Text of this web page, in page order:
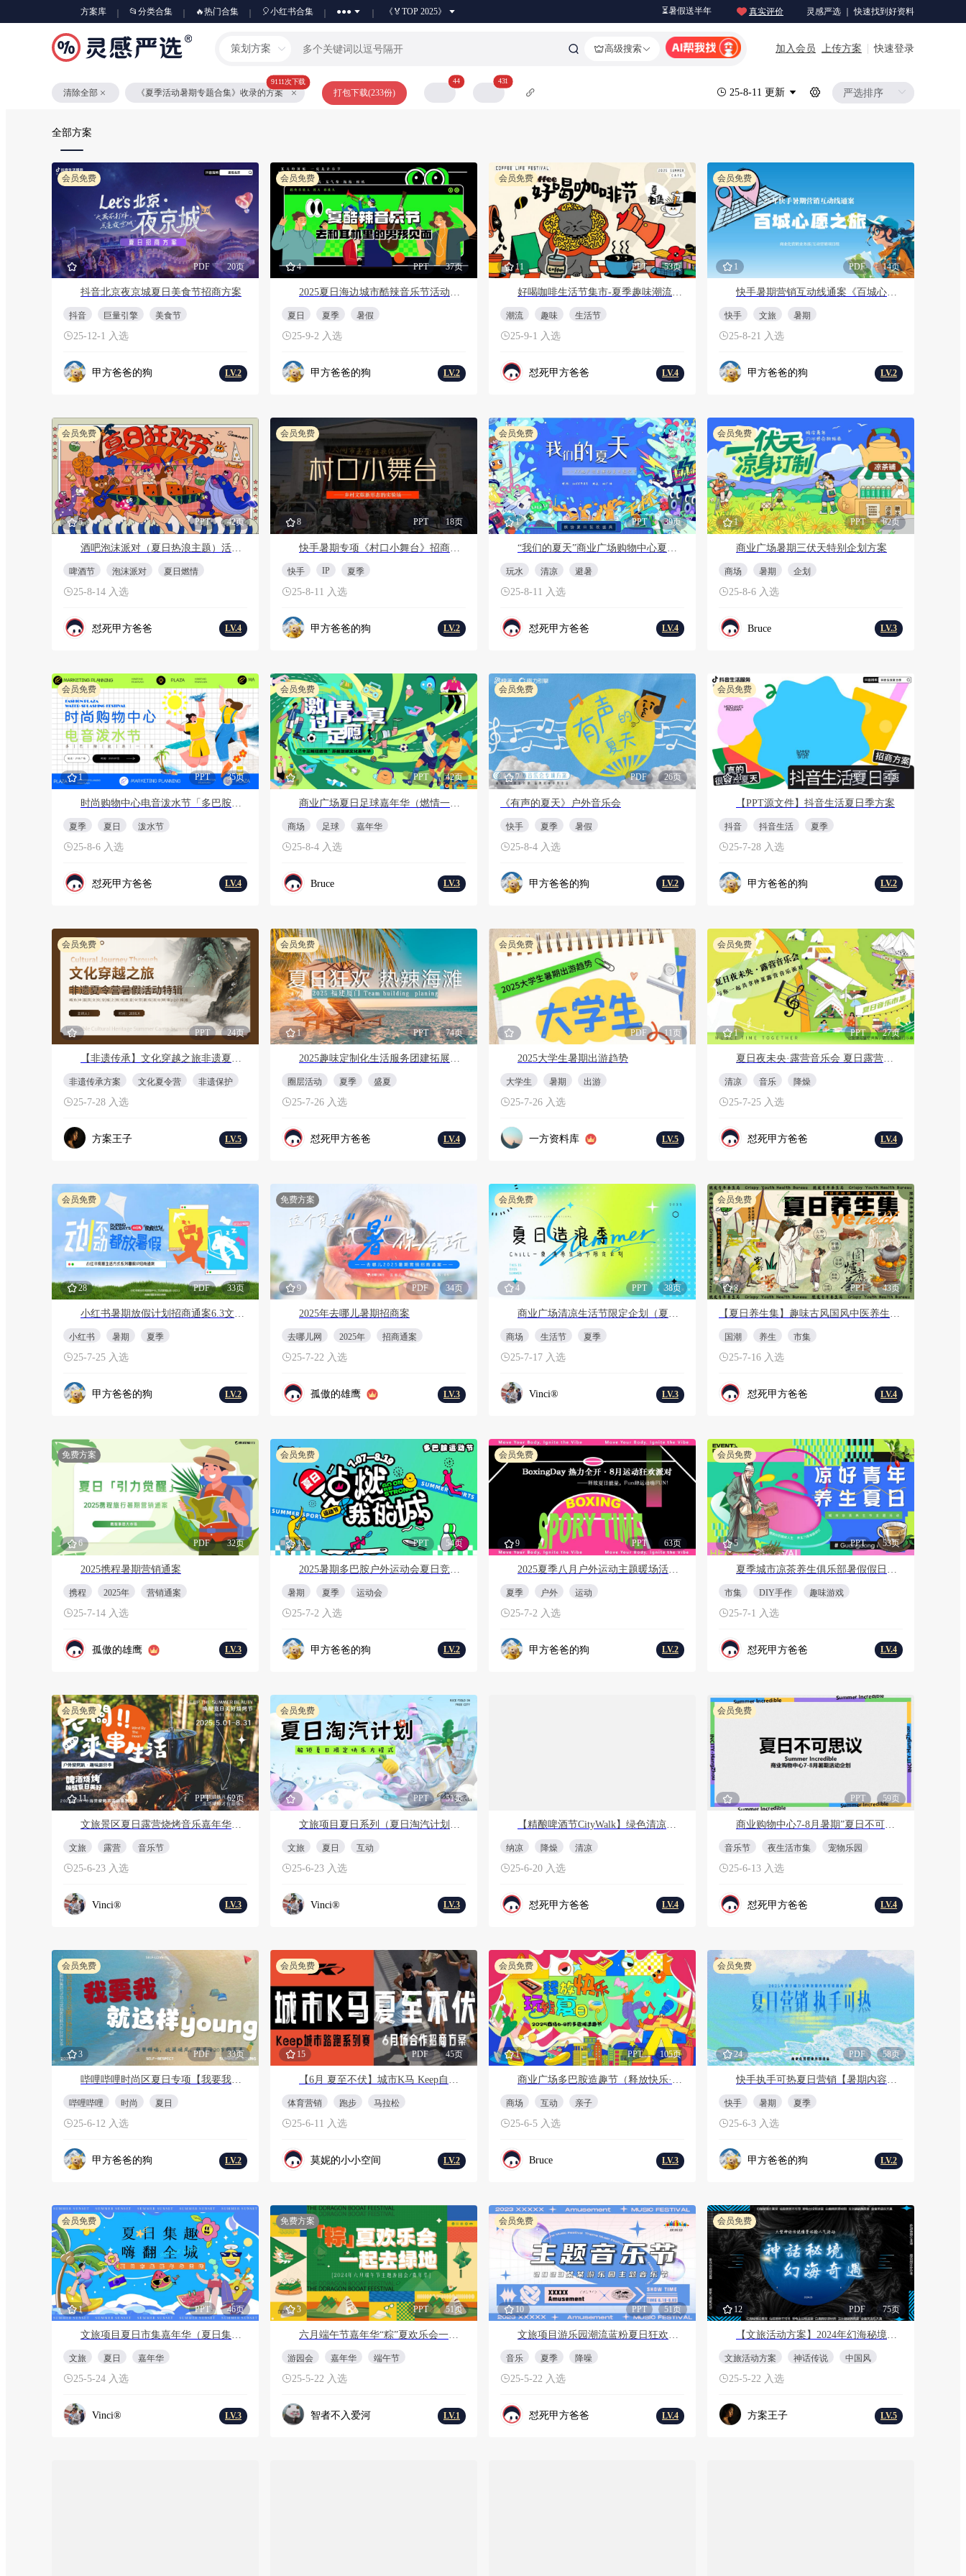
方案库 📂分类合集 🔥热门合集 🎈小红书合集 ●●● 《🏅TOP 2025》 ⏳暑假送半年 真实评价 灵感严选 ｜ 快速找到好资料
策划方案 高级搜索 加入会员 上传方案 快速登录
清除全部
9111次下载
《夏季活动暑期专题合集》收录的方案 打包下载(233份)
44 431
25-8-11 更新
全部方案
会员免费
PDF 20页
抖音北京夜京城夏日美食节招商方案
抖音 巨量引擎 美食节
25-12-1 入选
甲方爸爸的狗 LV.2
会员免费
4 PPT 37页
2025夏日海边城市酷辣音乐节活动方案
夏日 夏季 暑假
25-9-2 入选
甲方爸爸的狗 LV.2
会员免费
11 PPT 53页
好喝咖啡生活节集市-夏季趣味潮流地产生活节活动策划方案
潮流 趣味 生活节
25-9-1 入选
怼死甲方爸爸 LV.4
会员免费
1 PDF 14页
快手暑期营销互动线通案《百城心愿之旅》
快手 文旅 暑期
25-8-21 入选
甲方爸爸的狗 LV.2
会员免费
5 PPT 42页
啤酒节 泡沫派对 夏日燃情
25-8-14 入选
怼死甲方爸爸 LV.4
会员免费
8 PPT 18页
快手 IP 夏季
25-8-11 入选
甲方爸爸的狗 LV.2
会员免费
1 PPT 39页
玩水 清凉 避暑
25-8-11 入选
怼死甲方爸爸 LV.4
会员免费
1 PPT 62页
商业广场暑期三伏天特别企划方案
商场 暑期 企划
25-8-6 入选
Bruce LV.3
会员免费
1 PPT 35页
夏季 夏日 泼水节
25-8-6 入选
怼死甲方爸爸 LV.4
会员免费
PPT 42页
商场 足球 嘉年华
25-8-4 入选
Bruce LV.3
会员免费
7 PDF 26页
《有声的夏天》户外音乐会
快手 夏季 暑假
25-8-4 入选
甲方爸爸的狗 LV.2
会员免费
21 PPT 51页
【PPT源文件】抖音生活夏日季方案
抖音 抖音生活 夏季
25-7-28 入选
甲方爸爸的狗 LV.2
会员免费
PPT 24页
【非遗传承】文化穿越之旅非遗夏令营活动策划方案（PPT格式）
非遗传承方案 文化夏令营 非遗保护
25-7-28 入选
方案王子 LV.5
会员免费
1 PPT 74页
2025趣味定制化生活服务团建拓展（夏日狂欢 热辣海滩）活动策划案
圈层活动 夏季 盛夏
25-7-26 入选
怼死甲方爸爸 LV.4
会员免费
PDF 11页
2025大学生暑期出游趋势
大学生 暑期 出游
25-7-26 入选
一方资料库 LV.5
会员免费
1 PPT 27页
夏日夜未央·露营音乐会 夏日露营计划活动策划方案
清凉 音乐 降燥
25-7-25 入选
怼死甲方爸爸 LV.4
会员免费
28 PDF 33页
小红书暑期放假计划招商通案6.3文旅行业版
小红书 暑期 夏季
25-7-25 入选
甲方爸爸的狗 LV.2
免费方案
9 PDF 34页
2025年去哪儿暑期招商案
去哪儿网 2025年 招商通案
25-7-22 入选
孤傲的雄鹰 LV.3
会员免费
4 PPT 38页
商业广场清凉生活节限定企划（夏日造浪季主题）活动策划方案
商场 生活节 夏季
25-7-17 入选
Vinci® LV.3
会员免费
8 PPT 43页
【夏日养生集】趣味古风国风中医养生市集游园会活动策划方案
国潮 养生 市集
25-7-16 入选
怼死甲方爸爸 LV.4
免费方案
6 PDF 32页
2025携程暑期营销通案
携程 2025年 营销通案
25-7-14 入选
孤傲的雄鹰 LV.3
会员免费
11 PPT 54页
暑期 夏季 运动会
25-7-2 入选
甲方爸爸的狗 LV.2
会员免费
9 PPT 63页
夏季 户外 运动
25-7-2 入选
甲方爸爸的狗 LV.2
会员免费
5 PPT 53页
市集 DIY手作 趣味游戏
25-7-1 入选
怼死甲方爸爸 LV.4
会员免费
11 PPT 62页
文旅 露营 音乐节
25-6-23 入选
Vinci® LV.3
会员免费
PPT 51页
文旅 夏日 互动
25-6-23 入选
Vinci® LV.3
纳凉 降燥 清凉
25-6-20 入选
怼死甲方爸爸 LV.4
会员免费
PPT 59页
音乐节 夜生活市集 宠物乐园
25-6-13 入选
怼死甲方爸爸 LV.4
会员免费
3 PDF 33页
哔哩哔哩时尚区夏日专项【我要我就这样young】
哔哩哔哩 时尚 夏日
25-6-12 入选
甲方爸爸的狗 LV.2
会员免费
15 PDF 45页
【6月 夏至不伏】城市K马 Keep自营系列精品路跑赛事招商方案
体育营销 跑步 马拉松
25-6-11 入选
莫妮的小小空间 LV.2
会员免费
1 PPT 105页
商业广场多巴胺造趣节（释放快乐·玩转夏日主题）活动策划方案
商场 互动 亲子
25-6-5 入选
Bruce LV.3
会员免费
24 PDF 58页
快手执手可热夏日营销【暑期内容营销招商手册】
快手 暑期 夏季
25-6-3 入选
甲方爸爸的狗 LV.2
会员免费
1 PPT 46页
文旅项目夏日市集嘉年华（夏日集趣 嗨翻全城主题）活动策划方案
文旅 夏日 嘉年华
25-5-24 入选
Vinci® LV.3
免费方案
3 PPT 51页
六月端午节嘉年华“粽”夏欢乐会一起去绿地主题游园会活动策划方案
游园会 嘉年华 端午节
25-5-22 入选
智者不入爱河 LV.1
会员免费
10 PPT 51页
文旅项目游乐园潮流蓝粉夏日狂欢电音节
音乐 夏季 降噪
25-5-22 入选
怼死甲方爸爸 LV.4
会员免费
12 PDF 75页
【文旅活动方案】2024年幻海秘境神话体验文旅景区活动方案
文旅活动方案 神话传说 中国风
25-5-22 入选
方案王子 LV.5